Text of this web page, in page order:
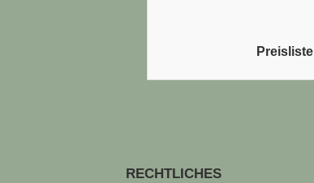
Preisliste
RECHTLICHES